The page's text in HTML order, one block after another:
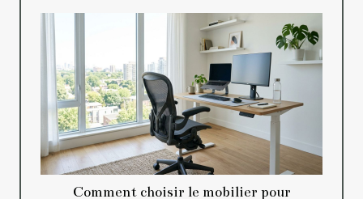
Comment choisir le mobilier pour